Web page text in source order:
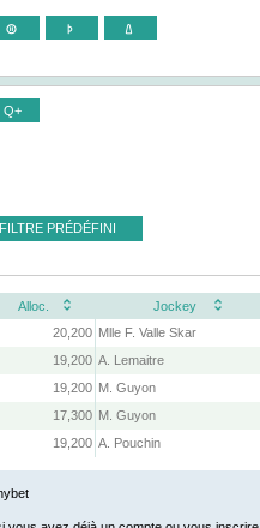
  
Q+
FILTRE PRÉDÉFINI
Alloc. Jockey
20,200 Mlle F. Valle Skar
19,200 A. Lemaitre
19,200 M. Guyon
17,300 M. Guyon
19,200 A. Pouchin